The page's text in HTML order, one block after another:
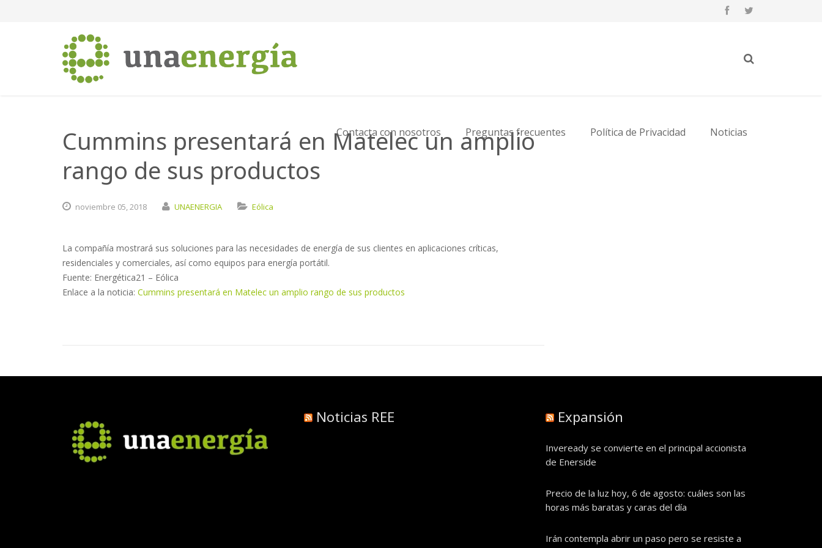
Contacta con nosotros Preguntas frecuentes Política de Privacidad Noticias
Cummins presentará en Matelec un amplio
rango de sus productos
noviembre 05,2018 UNAENERGIA Eólica
La compañía mostrará sus soluciones para las necesidades de energía de sus clientes en aplicaciones críticas,
residenciales y comerciales, así como equipos para energía portátil.
Fuente: Energética21 – Eólica
Enlace a la noticia: Cummins presentará en Matelec un amplio rango de sus productos
Noticias REE Expansión
Inveready se convierte en el principal accionista
de Enerside
Precio de la luz hoy, 6 de agosto: cuáles son las
horas más baratas y caras del día
Irán contempla abrir un paso pero se resiste a